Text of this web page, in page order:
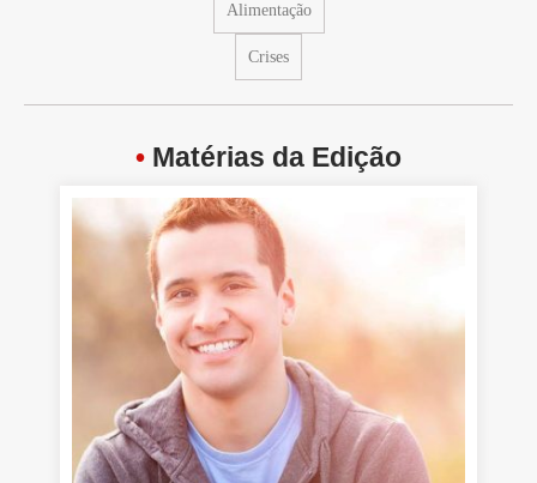
Alimentação
Crises
• Matérias da Edição